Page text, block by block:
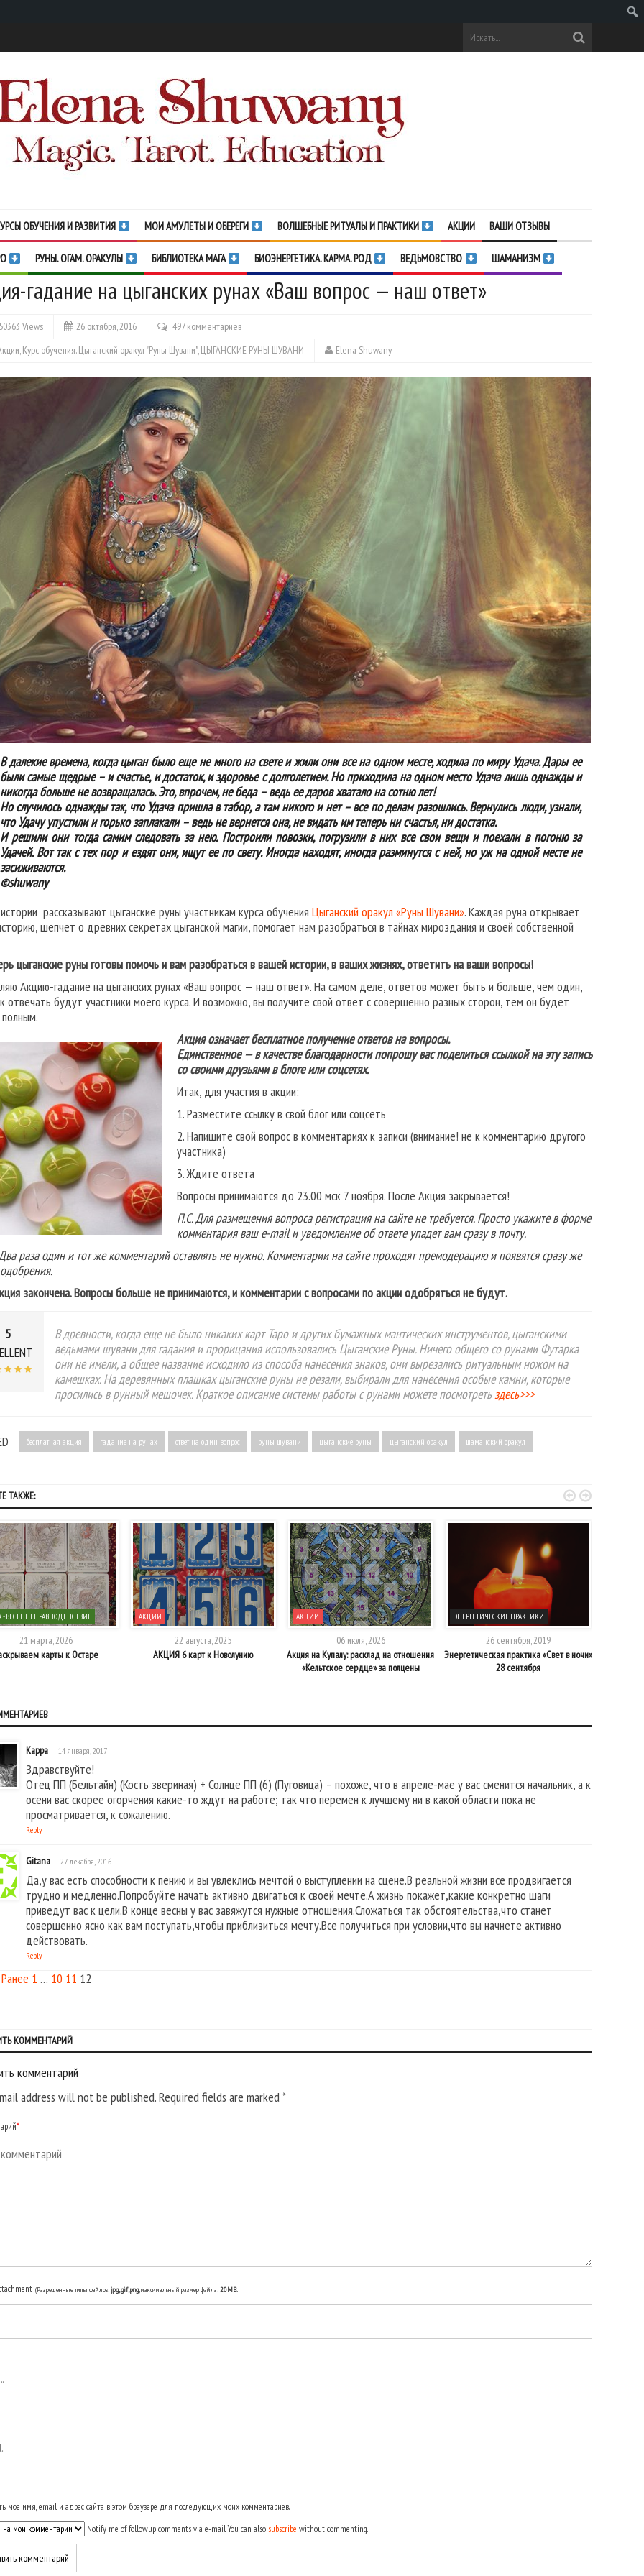
ОБУЧЕНИЯ И РАЗВИТИЯ МОИ АМУЛЕТЫ И ОБЕРЕГИ ВОЛШЕБНЫЕ РИТУАЛЫ И ПРАКТИКИ АКЦИИ ВАШИ ОТЗЫВЫ
РУНЫ. ОГАМ. ОРАКУЛЫ БИБЛИОТЕКА МАГА БИОЭНЕРГЕТИКА. КАРМА. РОД ВЕДЬМОВСТВО ШАМАНИЗМ
гадание на цыганских рунах «Ваш вопрос — наш ответ»
Views 26 октября, 2016
497 комментариев
,Курс обучения. Цыганский оракул "Руны Шувани",ЦЫГАНСКИЕ РУНЫ ШУВАНИ Elena Shuwany
В далекие времена, когда цыган было еще не много на свете и жили они все на одном месте, ходила по миру Удача. Дары ее
были самые щедрые – и счастье, и достаток, и здоровье с долголетием. Но приходила на одном место Удача лишь однажды и
никогда больше не возвращалась. Это, впрочем, не беда – ведь ее даров хватало на сотню лет!
Но случилось однажды так, что Удача пришла в табор, а там никого и нет – все по делам разошлись. Вернулись люди, узнали,
что Удачу упустили и горько заплакали – ведь не вернется она, не видать им теперь ни счастья, ни достатка.
И решили они тогда самим следовать за нею. Построили повозки, погрузили в них все свои вещи и поехали в погоню за
Удачей. Вот так с тех пор и ездят они, ищут ее по свету. Иногда находят, иногда разминутся с ней, но уж на одной месте не
засиживаются.
©shuwany
рассказывают цыганские руны участникам курса обучения Цыганский оракул «Руны Шувани». Каждая руна открывает
шепчет о древних секретах цыганской магии, помогает нам разобраться в тайнах мироздания и своей собственной
цыганские руны готовы помочь и вам разобраться в вашей истории, в ваших жизнях, ответить на ваши вопросы!
Акцию-гадание на цыганских рунах «Ваш вопрос — наш ответ». На самом деле, ответов может быть и больше, чем один,
отвечать будут участники моего курса. И возможно, вы получите свой ответ с совершенно разных сторон, тем он будет
Акция означает бесплатное получение ответов на вопросы.
Единственное — в качестве благодарности попрошу вас поделиться ссылкой на эту запись
со своими друзьями в блоге или соцсетях.
Итак, для участия в акции:
1. Разместите ссылку в свой блог или соцсеть
2. Напишите свой вопрос в комментариях к записи (внимание! не к комментарию другого
участника)
3. Ждите ответа
Вопросы принимаются до 23.00 мск 7 ноября. После Акция закрывается!
П.С. Для размещения вопроса регистрация на сайте не требуется. Просто укажите в форме
комментария ваш e-mail и уведомление об ответе упадет вам сразу в почту.
раза один и тот же комментарий оставлять не нужно. Комментарии на сайте проходят премодерацию и появятся сразу же
закончена. Вопросы больше не принимаются, и комментарии с вопросами по акции одобряться не будут.
5
В древности, когда еще не было никаких карт Таро и других бумажных мантических инструментов, цыганскими
ведьмами шувани для гадания и прорицания использовались Цыганские Руны. Ничего общего со рунами Футарка
они не имели, а общее название исходило из способа нанесения знаков, они вырезались ритуальным ножом на
камешках. На деревянных плашках цыганские руны не резали, выбирали для нанесения особые камни, которые
просились в рунный мешочек. Краткое описание системы работы с рунами можете посмотретьздесь>>>
бесплатная акция гадание на рунах ответ на один вопрос руны шувани цыганские руны цыганский оракул шаманский оракул
ТАКЖЕ:
- ВЕСЕННЕЕ РАВНОДЕНСТВИЕ
21 марта, 2026
карты к Остаре
АКЦИИ
22 августа, 2025
АКЦИЯ 6 карт к Новолунию
АКЦИИ
06 июля, 2026
Акция на Купалу: расклад на отношения
«Кельтское сердце» за полцены
ЭНЕРГЕТИЧЕСКИЕ ПРАКТИКИ
26 сентября, 2019
Энергетическая практика «Свет в ночи»
28 сентября
 
Карра 14 января, 2017
Здравствуйте!
Отец ПП (Бельтайн) (Кость звериная) + Солнце ПП (6) (Пуговица) – похоже, что в апреле-мае у вас сменится начальник, а к
осени вас скорее огорчения какие-то ждут на работе; так что перемен к лучшему ни в какой области пока не
просматривается, к сожалению.
Reply
Gitana 27 декабря, 2016
Да,у вас есть способности к пению и вы увлеклись мечтой о выступлении на сцене.В реальной жизни все продвигается
трудно и медленно.Попробуйте начать активно двигаться к своей мечте.А жизнь покажет,какие конкретно шаги
приведут вас к цели.В конце весны у вас завяжутся нужные отношения.Сложаться так обстоятельства,что станет
совершенно ясно как вам поступать,чтобы приблизиться мечту.Все получиться при условии,что вы начнете активно
действовать.
Reply
1 … 10 11 12
КОММЕНТАРИЙ
комментарий
address will not be published. Required fields are marked*
*
(Разрешенные типы файлов:jpg, gif, png, максимальный размер файла:20MB.
моё имя, email и адрес сайта в этом браузере для последующих моих комментариев.
Notify me of followup comments via e-mail. You can also subscribe without commenting.